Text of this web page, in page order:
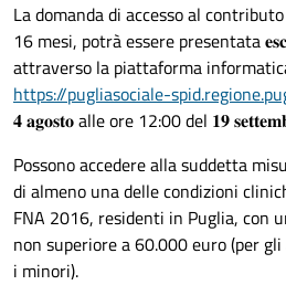
La domanda di accesso al
16 mesi, potrà essere presentata
attraverso la piattaforma
https://pugliasociale-
𝟒 𝐚𝐠𝐨𝐬𝐭𝐨 alle ore 12:00 del 𝟏𝟗
Possono accedere alla suddetta
di almeno una delle condizioni
FNA 2016, residenti in Puglia, con
non superiore a 60.000 euro (per
i minori).